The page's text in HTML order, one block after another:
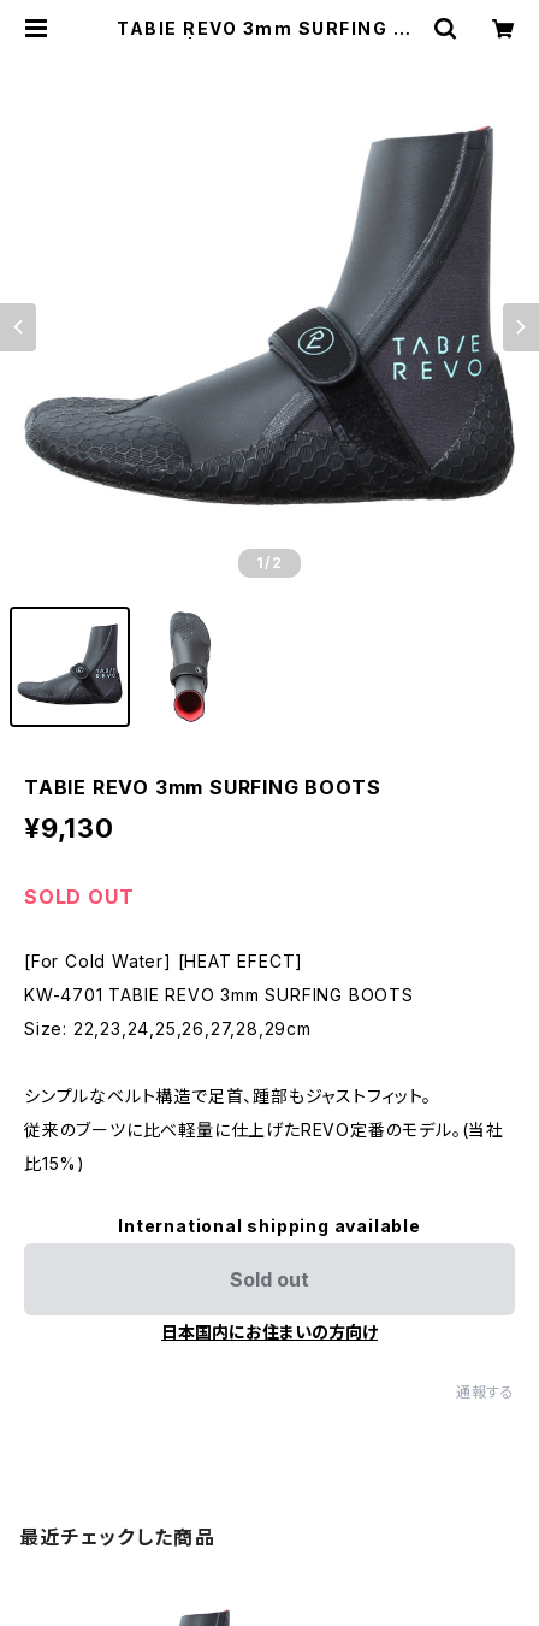
TABIE REVO 3mm SURFING BO
1 /2
TABIE REVO 3mm SURFING BOOTS
¥9,130
SOLD OUT
[For Cold Water] [HEAT EFECT]
KW-4701 TABIE REVO 3mm SURFING BOOTS
Size: 22,23,24,25,26,27,28,29cm
シンプルなベルト構造で足首、踵部もジャストフィット。
従来のブーツに比べ軽量に仕上げたREVO定番のモデル。(当社
比15%)
International shipping available
Sold out
日本国内にお住まいの方向け
通報する
最近チェックした商品